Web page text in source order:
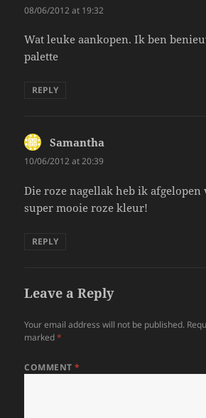
08/06/2012 at 19:32
Wat leuke aankopen. Ik ben
palette
REPLY
Samantha
10/06/2012 at 20:39
Die roze nagellak heb ik afgelopen
super mooie roze kleur!
REPLY
Leave a Reply
Your email address will not be published.
marked*
COMMENT*